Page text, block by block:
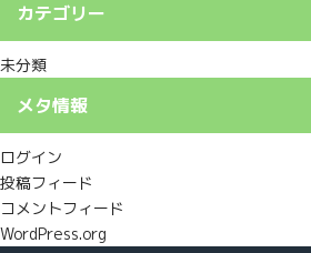
カテゴリー
未分類
メタ情報
ログイン
投稿フィード
コメントフィード
WordPress.org